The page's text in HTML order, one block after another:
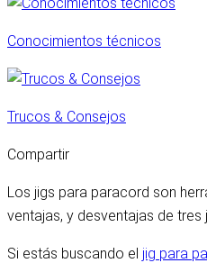
Conocimientos técnicos
Trucos & Consejos
Compartir
Los jigs para paracord son
ventajas, y desventajas de
Si estás buscando el jig para